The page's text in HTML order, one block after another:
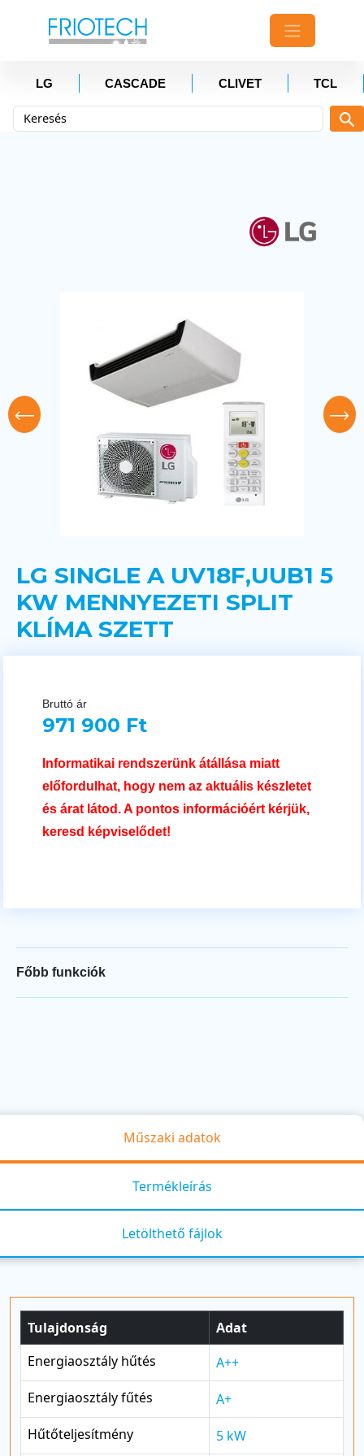
LG CASCADE CLIVET TCL
LG SINGLE A UV18F,UUB1 5
KW MENNYEZETI SPLIT
KLÍMA SZETT
Bruttó ár
971 900 Ft
Informatikai rendszerünk átállása miatt
előfordulhat, hogy nem az aktuális készletet
és árat látod. A pontos információért kérjük,
keresd képviselődet!
Főbb funkciók
Műszaki adatok
Termékleírás
Letölthető fájlok
Tulajdonság
Adat
Energiaosztály hűtés
A++
Energiaosztály fűtés
A+
Hűtőteljesítmény
5 kW